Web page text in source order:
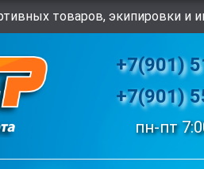
товаров, экипировки и
+7(901)
+7(901)
пн-пт